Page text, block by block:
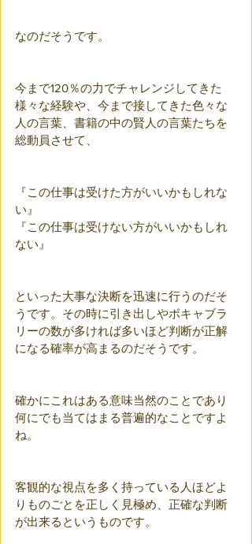
なのだそうです。
今まで120％の力でチャレンジしてきた
様々な経験や、今まで接してきた色々な
人の言葉、書籍の中の賢人の言葉たちを
総動員させて、
『この仕事は受けた方がいいかもしれな
い』
『この仕事は受けない方がいいかもしれ
ない』
といった大事な決断を迅速に行うのだそ
うです。その時に引き出しやボキャブラ
リーの数が多ければ多いほど判断が正解
になる確率が高まるのだそうです。
確かにこれはある意味当然のことであり
何にでも当てはまる普遍的なことですよ
ね。
客観的な視点を多く持っている人ほどよ
りものごとを正しく見極め、正確な判断
が出来るというものです。